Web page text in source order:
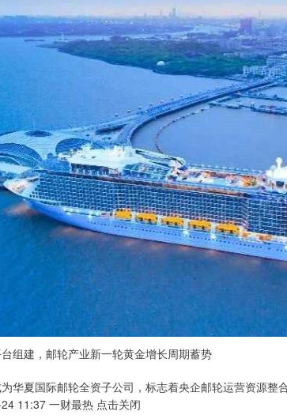
组建，邮轮产业新一轮黄金增长周期蓄势
华夏国际邮轮全资子公司，标志着央企邮轮运营资源整
11:37 一财最热 点击关闭